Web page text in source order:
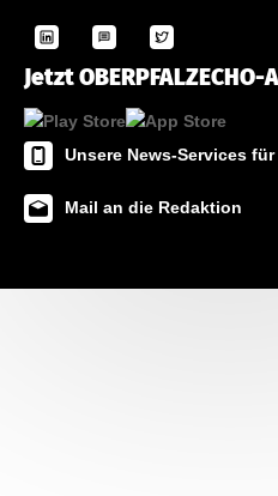
Jetzt
Unsere News-Services für
Mail an die Redaktion